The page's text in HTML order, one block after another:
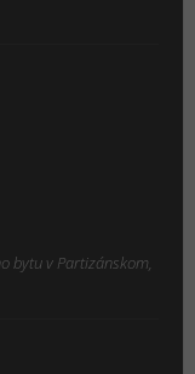
bytu v Partizánskom,